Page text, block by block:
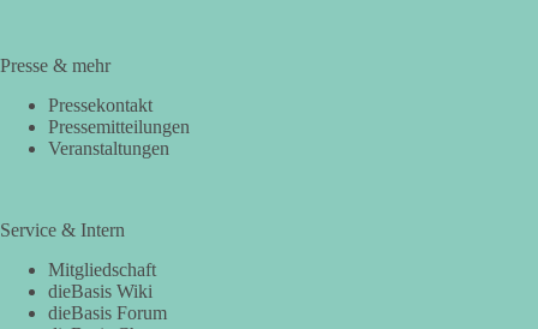
Presse & mehr
Pressekontakt
Pressemitteilungen
Veranstaltungen
Service & Intern
Mitgliedschaft
dieBasis Wiki
dieBasis Forum